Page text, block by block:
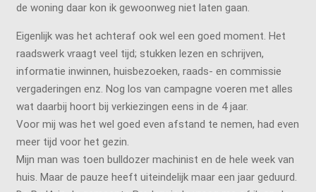
de woning daar kon ik gewoonweg niet laten gaan.
Eigenlijk was het achteraf ook wel een goed moment. Het
raadswerk vraagt veel tijd; stukken lezen en schrijven,
informatie inwinnen, huisbezoeken, raads- en commissie
vergaderingen enz. Nog los van campagne voeren met alles
wat daarbij hoort bij verkiezingen eens in de 4 jaar.
Voor mij was het wel goed even afstand te nemen, had even
meer tijd voor het gezin.
Mijn man was toen bulldozer machinist en de hele week van
huis. Maar de pauze heeft uiteindelijk maar een jaar geduurd.